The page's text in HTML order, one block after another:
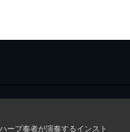
ープ奏者が演奏するインスト